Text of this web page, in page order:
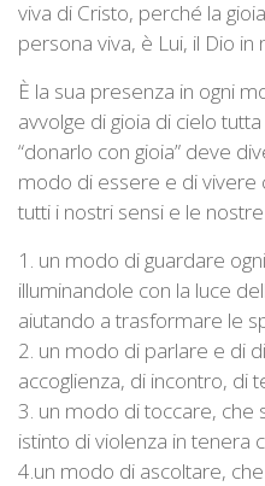
viva di Cristo, perché la
persona viva, è Lui, il Dio in
È la sua presenza in ogni
avvolge di gioia di cielo
“donarlo con gioia” deve
modo di essere e di
tutti i nostri sensi e le
1. un modo di guardare
illuminandole con la luce
aiutando a trasformare le
2. un modo di parlare e di
accoglienza, di incontro, di
3. un modo di toccare, che
istinto di violenza in tenera
4.un modo di ascoltare,